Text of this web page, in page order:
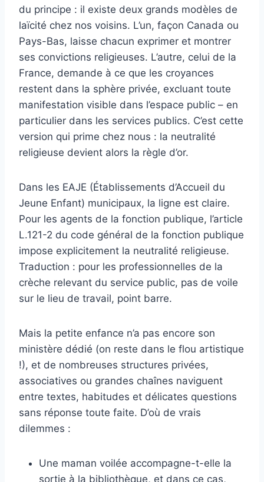
du principe : il existe deux grands modèles de
laïcité chez nos voisins. L’un, façon Canada ou
Pays-Bas, laisse chacun exprimer et montrer
ses convictions religieuses. L’autre, celui de la
France, demande à ce que les croyances
restent dans la sphère privée, excluant toute
manifestation visible dans l’espace public – en
particulier dans les services publics. C’est cette
version qui prime chez nous : la neutralité
religieuse devient alors la règle d’or.
Dans les EAJE (Établissements d’Accueil du
Jeune Enfant) municipaux, la ligne est claire.
Pour les agents de la fonction publique, l’article
L.121-2 du code général de la fonction publique
impose explicitement la neutralité religieuse.
Traduction : pour les professionnelles de la
crèche relevant du service public, pas de voile
sur le lieu de travail, point barre.
Mais la petite enfance n’a pas encore son
ministère dédié (on reste dans le flou artistique
!), et de nombreuses structures privées,
associatives ou grandes chaînes naviguent
entre textes, habitudes et délicates questions
sans réponse toute faite. D’où de vrais
dilemmes :
Une maman voilée accompagne-t-elle la
sortie à la bibliothèque, et dans ce cas,